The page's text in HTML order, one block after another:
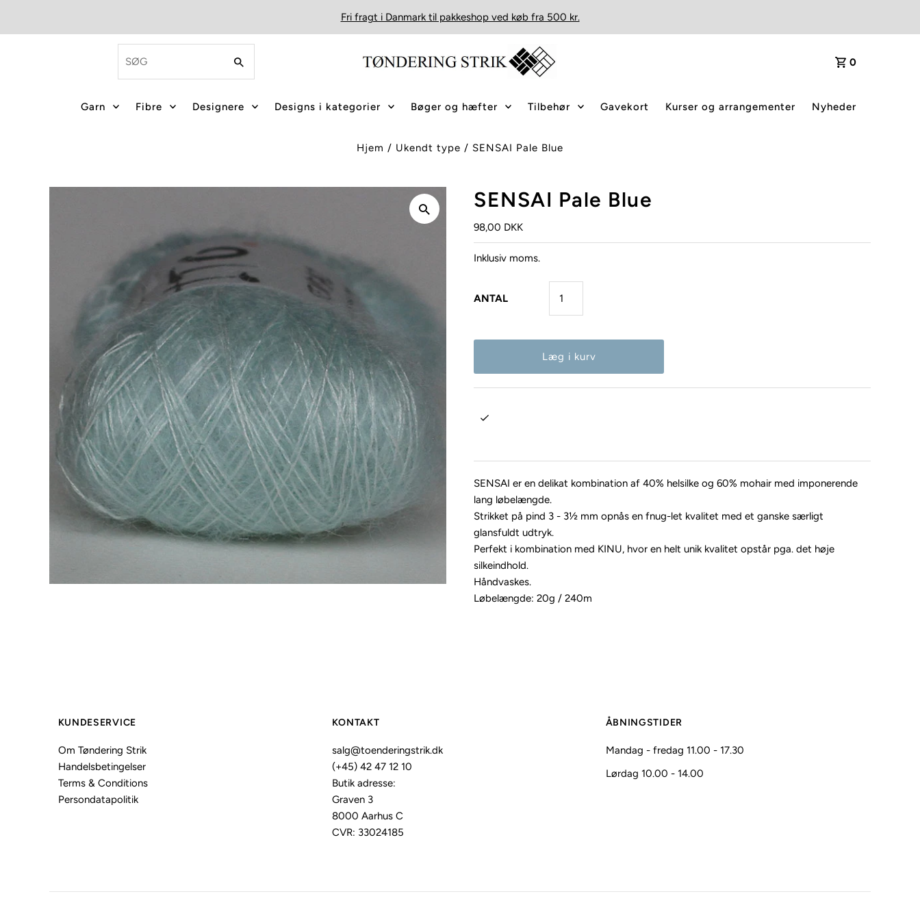
Fri fragt i Danmark til pakkeshop ved køb fra 500 kr.
0
Garn Fibre Designere Designs i kategorier Bøger og hæfter Tilbehør Gavekort Kurser og arrangementer Nyheder
Hjem / Ukendt type / SENSAI Pale Blue
SENSAI Pale Blue
98,00 DKK
Inklusiv moms.
ANTAL
SENSAI er en delikat kombination af 40% helsilke og 60% mohair med imponerende
lang løbelængde.
Strikket på pind 3 - 3½ mm opnås en fnug-let kvalitet med et ganske særligt
glansfuldt udtryk.
Perfekt i kombination med KINU, hvor en helt unik kvalitet opstår pga. det høje
silkeindhold.
Håndvaskes.
Løbelængde: 20g / 240m
KUNDESERVICE
Om Tøndering Strik
Handelsbetingelser
Terms & Conditions
Persondatapolitik
KONTAKT
salg@toenderingstrik.dk
(+45) 42 47 12 10
Butik adresse:
Graven 3
8000 Aarhus C
CVR: 33024185
ÅBNINGSTIDER
Mandag - fredag 11.00 - 17.30
Lørdag 10.00 - 14.00